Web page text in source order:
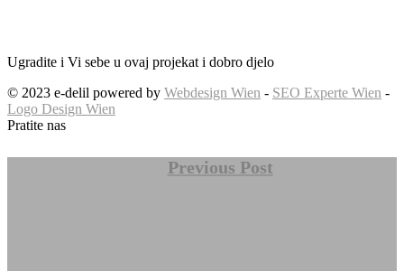
Ugradite i Vi sebe u ovaj projekat i dobro djelo
© 2023 e-delil powered by Webdesign Wien - SEO Experte Wien -
Logo Design Wien
Pratite nas
Previous Post